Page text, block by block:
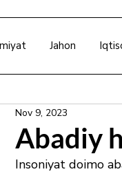
Jahon
Abadiy
Nov 9, 2023
Insoniyat doimo